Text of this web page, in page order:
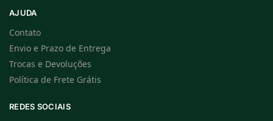
AJUDA
Contato
Envio e Prazo de Entrega
Trocas e Devoluções
Política de Frete Grátis
REDES SOCIAIS